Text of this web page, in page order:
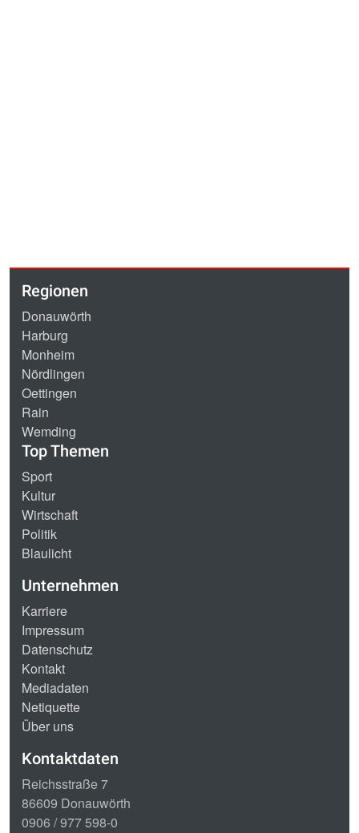
Regionen
Donauwörth
Harburg
Monheim
Nördlingen
Oettingen
Rain
Wemding
Top Themen
Sport
Kultur
Wirtschaft
Politik
Blaulicht
Unternehmen
Karriere
Impressum
Datenschutz
Kontakt
Mediadaten
Netiquette
Über uns
Kontaktdaten
Reichsstraße 7
86609 Donauwörth
0906 / 977 598-0